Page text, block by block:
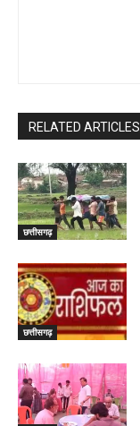
RELATED ARTICLES
छत्तीसगढ़
छत्तीसगढ़